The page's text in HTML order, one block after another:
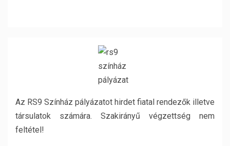
Az RS9 Színház pályázatot hirdet fiatal rendezők illetve
társulatok számára. Szakirányű végzettség nem
feltétel!